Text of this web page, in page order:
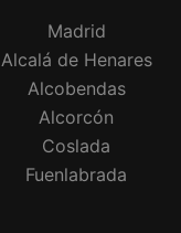
Madrid
Alcalá de Henares
Alcobendas
Alcorcón
Coslada
Fuenlabrada